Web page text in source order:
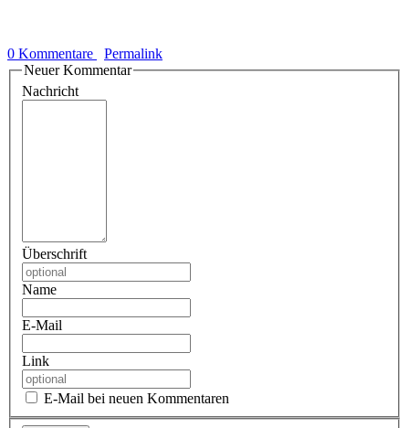
0 Kommentare
Permalink
Neuer Kommentar
Nachricht
Überschrift
Name
E-Mail
Link
E-Mail bei neuen Kommentaren